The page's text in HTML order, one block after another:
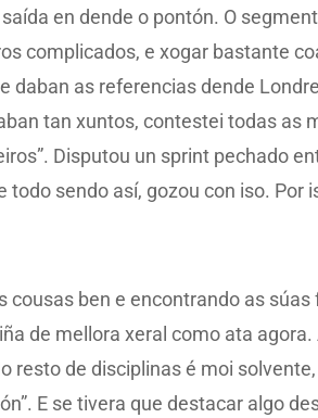
en dende o pontón. O
complicados, e xogar bastante
daban as referencias dende
tan xuntos, contestei todas as
Disputou un sprint pechado
sendo así, gozou con iso. Por
ben e encontrando as
de mellora xeral como ata
resto de disciplinas é moi
E se tivera que destacar algo